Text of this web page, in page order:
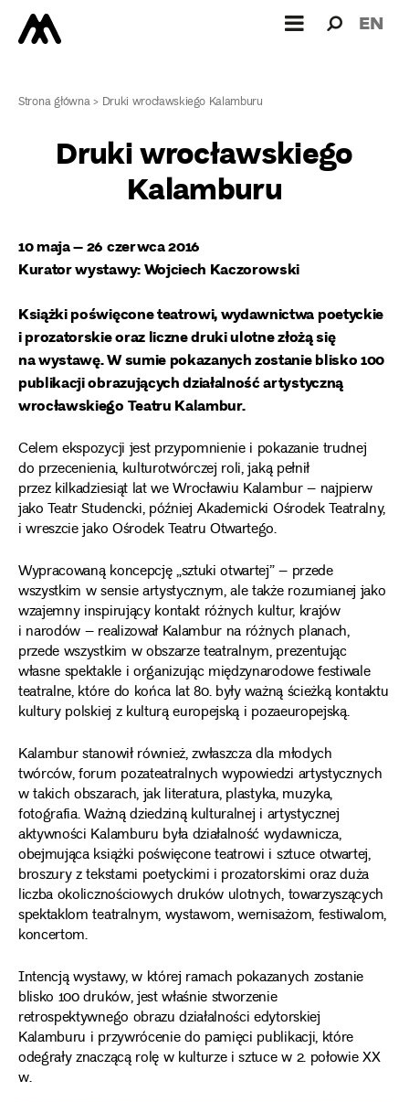
dla: EN
Strona główna> Druki wrocławskiego Kalamburu
Druki wrocławskiego
Kalamburu
10 maja – 26 czerwca 2016
Kurator wystawy: Wojciech Kaczorowski
Książki poświęcone teatrowi, wydawnictwa poetyckie
i prozatorskie oraz liczne druki ulotne złożą się
na wystawę. W sumie pokazanych zostanie blisko 100
publikacji obrazujących działalność artystyczną
wrocławskiego Teatru Kalambur.
Celem ekspozycji jest przypomnienie i pokazanie trudnej
do przecenienia, kulturotwórczej roli, jaką pełnił
przez kilkadziesiąt lat we Wrocławiu Kalambur – najpierw
jako Teatr Studencki, później Akademicki Ośrodek Teatralny,
i wreszcie jako Ośrodek Teatru Otwartego.
Wypracowaną koncepcję „sztuki otwartej” – przede
wszystkim w sensie artystycznym, ale także rozumianej jako
wzajemny inspirujący kontakt różnych kultur, krajów
i narodów – realizował Kalambur na różnych planach,
przede wszystkim w obszarze teatralnym, prezentując
własne spektakle i organizując międzynarodowe festiwale
teatralne, które do końca lat 80. były ważną ścieżką kontaktu
kultury polskiej z kulturą europejską i pozaeuropejską.
Kalambur stanowił również, zwłaszcza dla młodych
twórców, forum pozateatralnych wypowiedzi artystycznych
w takich obszarach, jak literatura, plastyka, muzyka,
fotografia. Ważną dziedziną kulturalnej i artystycznej
aktywności Kalamburu była działalność wydawnicza,
obejmująca książki poświęcone teatrowi i sztuce otwartej,
broszury z tekstami poetyckimi i prozatorskimi oraz duża
liczba okolicznościowych druków ulotnych, towarzyszących
spektaklom teatralnym, wystawom, wernisażom, festiwalom,
koncertom.
Intencją wystawy, w której ramach pokazanych zostanie
blisko 100 druków, jest właśnie stworzenie
retrospektywnego obrazu działalności edytorskiej
Kalamburu i przywrócenie do pamięci publikacji, które
odegrały znaczącą rolę w kulturze i sztuce w 2. połowie XX
w.